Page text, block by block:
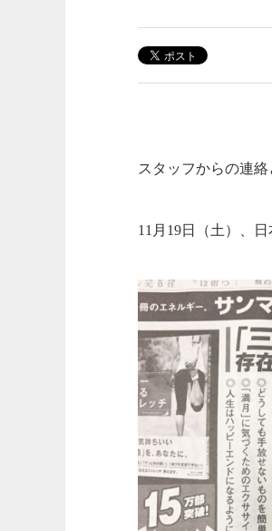
スタッフからの連絡
11月19日（土）、